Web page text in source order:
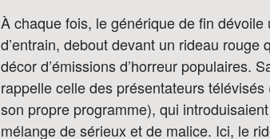
À chaque fois, le générique de fin
d’entrain, debout devant un rideau
décor d’émissions d’horreur populaires.
rappelle celle des présentateurs
son propre programme), qui
mélange de sérieux et de malice. Ici, le